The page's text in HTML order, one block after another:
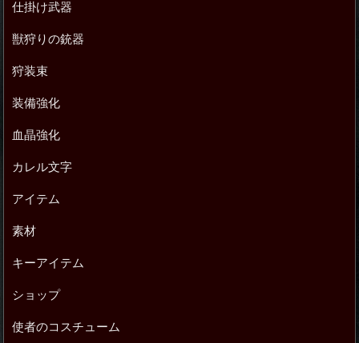
仕掛け武器
獣狩りの銃器
狩装束
装備強化
血晶強化
カレル文字
アイテム
素材
キーアイテム
ショップ
使者のコスチューム